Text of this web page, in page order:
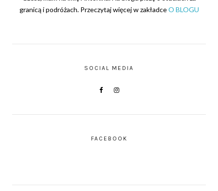
granicą i podróżach. Przeczytaj więcej w zakładceO BLOGU
SOCIAL MEDIA
FACEBOOK